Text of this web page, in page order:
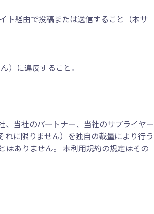
ト経由で投稿または送信すること（本サ
）に違反すること。
当社のパートナー、当社のサプライヤー
に限りません）を独自の裁量により行う
はありません。 本利用規約の規定はその